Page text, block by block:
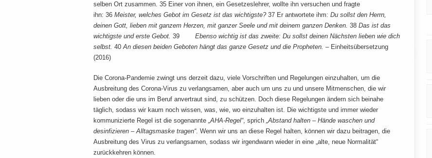
selben Ort zusammen. 35 Einer von ihnen, ein Gesetzeslehrer, wollte ihn versuchen und fragte
ihn: 36 Meister, welches Gebot im Gesetz ist das wichtigste?37 Er antwortete ihm: Du sollst den Herrn,
deinen Gott, lieben mit ganzem Herzen, mit ganzer Seele und mit deinem ganzen Denken. 38 Das ist das
wichtigste und erste Gebot. 39 Ebenso wichtig ist das zweite: Du sollst deinen Nächsten lieben wie dich
selbst. 40An diesen beiden Geboten hängt das ganze Gesetz und die Propheten. – Einheitsübersetzung
(2016)
Die Corona-Pandemie zwingt uns derzeit dazu, viele Vorschriften und Regelungen einzuhalten, um die
Ausbreitung des Corona-Virus zu verlangsamen, aber auch um uns zu und unsere Mitmenschen, die wir
lieben oder die uns im Beruf anvertraut sind, zu schützen. Doch diese Regelungen ändern sich beinahe
täglich, sodass wir kaum noch wissen, was, wie, wo einzuhalten ist. Die wichtigste und immer wieder
kommunizierte Regel ist die sogenannte „AHA-Regel“, sprich „Abstand halten – Hände waschen und
desinfizieren – Alltagsmaske tragen“. Wenn wir uns an diese Regel halten, können wir dazu beitragen, die
Ausbreitung des Virus zu verlangsamen, sodass wir irgendwann wieder in eine „alte, neue Normalität“
zurückkehren können.